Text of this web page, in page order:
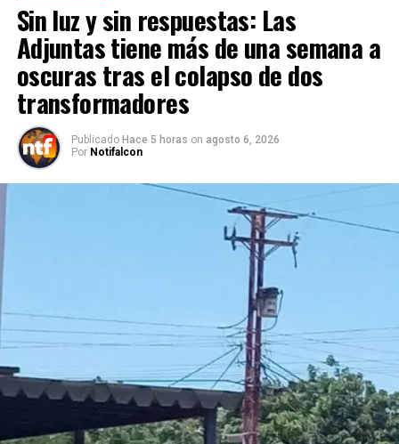
Sin luz y sin respuestas: Las
Adjuntas tiene más de una semana a
oscuras tras el colapso de dos
transformadores
Publicado Hace 5 horas on agosto 6, 2026
Por Notifalcon